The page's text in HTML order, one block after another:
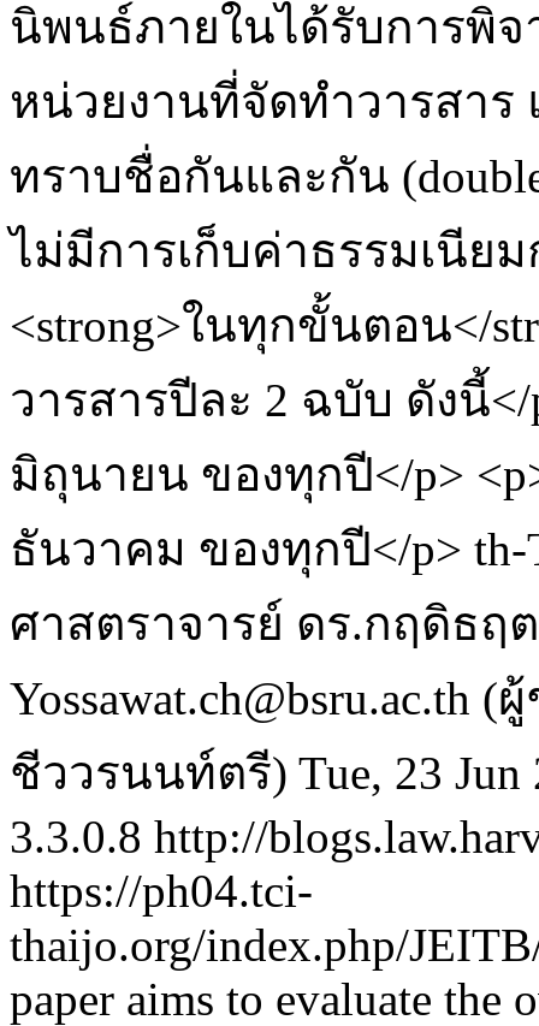
นิพนธ์ภายในได้รับการพิ
หน่วยงานที่จัดทำวารสา
ทราบชื่อกันและกัน
ไม่มีการเก็บค่าธรรมเนีย
<strong>ในทุกขั้นตอน</
วารสารปีละ 2 ฉบับ ดังนี้
มิถุนายน ของทุกปี</p>
ธันวาคม ของทุกปี</p> th-
ศาสตราจารย์ ดร.กฤดิธฤ
ชีววรนนท์ตรี) Tue, 23
3.3.0.8 http://
https://ph04.tci-
thaijo.org/index.php/
paper aims to evaluate